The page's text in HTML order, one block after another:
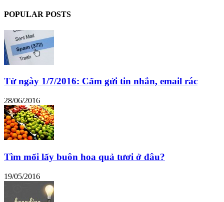
POPULAR POSTS
Từ ngày 1/7/2016: Cấm gửi tin nhắn, email rác
28/06/2016
Tìm mối lấy buôn hoa quả tươi ở đâu?
19/05/2016